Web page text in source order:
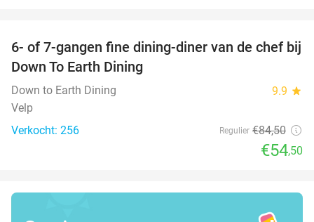
36%
6- of 7-gangen fine dining-diner van de chef bij
Down To Earth Dining
Down to Earth Dining 9.9 star
Velp
Verkocht: 256
Regulier €84,50
€54,50